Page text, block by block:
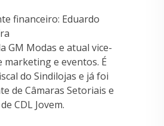
financeiro: Eduardo
GM Modas e atual vice-
marketing e eventos. É
do Sindilojas e já foi
de Câmaras Setoriais e
CDL Jovem.